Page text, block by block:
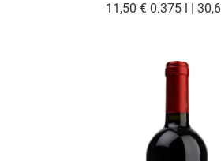
11,50 € 0.375 l |